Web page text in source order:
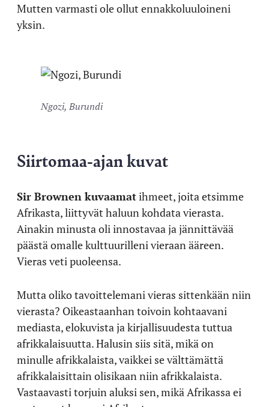
Mutten varmasti ole ollut ennakkoluuloineni
yksin.
Ngozi, Burundi
Siirtomaa-ajan kuvat
Sir Brownen kuvaamatihmeet, joita etsimme
Afrikasta, liittyvät haluun kohdata vierasta.
Ainakin minusta oli innostavaa ja jännittävää
päästä omalle kulttuurilleni vieraan ääreen.
Vieras veti puoleensa.
Mutta oliko tavoittelemani vieras sittenkään niin
vierasta? Oikeastaanhan toivoin kohtaavani
mediasta, elokuvista ja kirjallisuudesta tuttua
afrikkalaisuutta. Halusin siis sitä, mikä on
minulle afrikkalaista, vaikkei se välttämättä
afrikkalaisittain olisikaan niin afrikkalaista.
Vastaavasti torjuin aluksi sen, mikä Afrikassa ei